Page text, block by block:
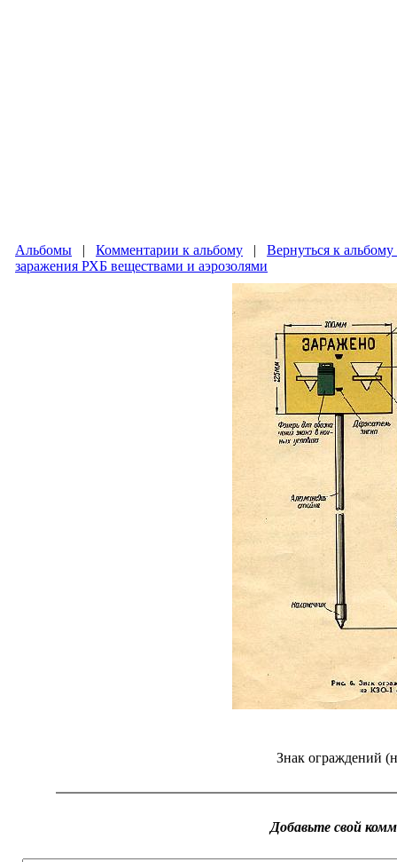
Альбомы | Комментарии к альбому | Вернуться к
заражения РХБ веществами и аэрозолями
Знак ограждений
Добавьте свой